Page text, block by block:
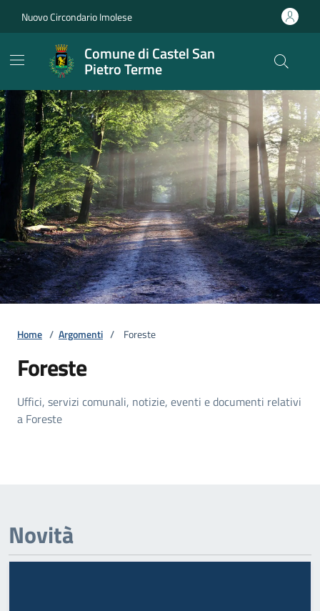
Nuovo Circondario Imolese
Comune di Castel San
Pietro Terme
Home / Argomenti / Foreste
Foreste
Uffici, servizi comunali, notizie, eventi e documenti relativi
a Foreste
Novità